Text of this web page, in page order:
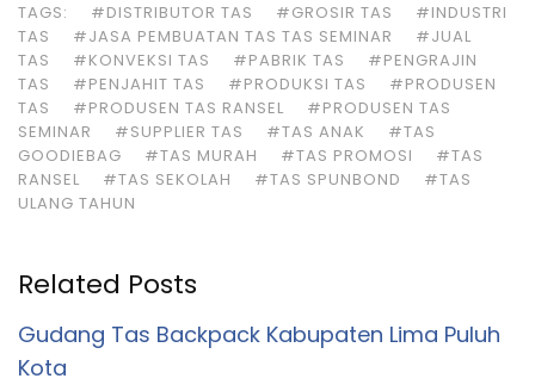
TAGS: #DISTRIBUTOR TAS #GROSIR TAS
#INDUSTRI
TAS
#JASA PEMBUATAN TAS TAS SEMINAR
#JUAL
TAS
#KONVEKSI TAS #PABRIK TAS
#PENGRAJIN
TAS
#PENJAHIT TAS #PRODUKSI TAS
#PRODUSEN
TAS
#PRODUSEN TAS RANSEL
#PRODUSEN TAS
SEMINAR
#SUPPLIER TAS #TAS ANAK
#TAS
GOODIEBAG
#TAS MURAH #TAS PROMOSI
#TAS
RANSEL
#TAS SEKOLAH #TAS SPUNBOND
#TAS
ULANG TAHUN
Related Posts
Gudang Tas Backpack Kabupaten Lima Puluh
Kota